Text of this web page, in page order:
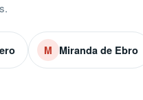
M Miranda de Ebro